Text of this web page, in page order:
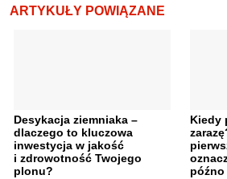
ARTYKUŁY POWIĄZANE
Desykacja ziemniaka –
dlaczego to kluczowa
inwestycja w jakość
i zdrowotność Twojego
plonu?
Kiedy
późno